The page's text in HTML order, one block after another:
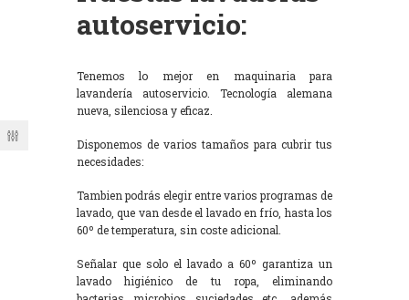
autoservicio:
Tenemos lo mejor en maquinaria para
lavandería autoservicio. Tecnología alemana
nueva, silenciosa y eficaz.
Disponemos de varios tamaños para cubrir tus
necesidades:
Tambien podrás elegir entre varios programas de
lavado, que van desde el lavado en frío, hasta los
60º de temperatura, sin coste adicional.
Señalar que solo el lavado a 60º garantiza un
lavado higiénico de tu ropa, eliminando